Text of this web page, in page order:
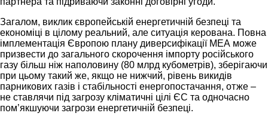
Загалом, виклик європейській енергетичній безпеці та
економіці в цілому реальний, але ситуація керована. Повна
імплементація Європою плану диверсифікації МЕА може
призвести до загального скорочення імпорту російського
газу більш ніж наполовину (80 млрд кубометрів), зберігаючи
при цьому такий же, якщо не нижчий, рівень викидів
парникових газів і стабільності енергопостачання, отже –
не ставлячи під загрозу кліматичні цілі ЄС та одночасно
пом’якшуючи загрози енергетичній безпеці.